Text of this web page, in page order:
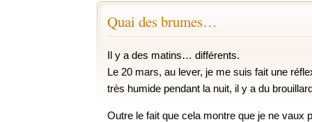
Quai des brumes…
Il y a des matins… différents.
Le 20 mars, au lever, je me suis fait une
très humide pendant la nuit, il y a du
Outre le fait que cela montre que je ne vaux